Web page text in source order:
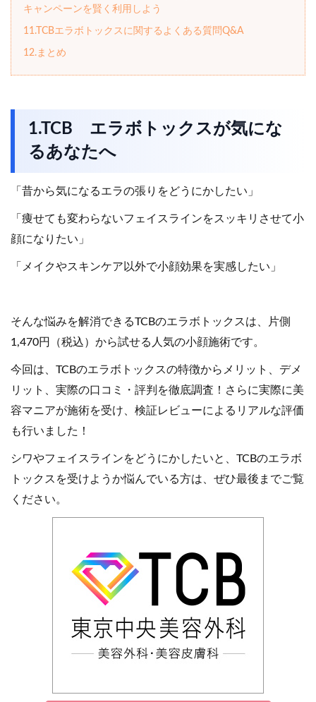
キャンペーンを賢く利用しよう
11.TCBエラボトックスに関するよくある質問Q&A
12.まとめ
1.TCB エラボトックスが気にな
るあなたへ
「昔から気になるエラの張りをどうにかしたい」
「痩せても変わらないフェイスラインをスッキリさせて小
顔になりたい」
「メイクやスキンケア以外で小顔効果を実感したい」
そんな悩みを解消できるTCBのエラボトックスは、片側
1,470円（税込）から試せる人気の小顔施術です。
今回は、TCBのエラボトックスの特徴からメリット、デメ
リット、実際の口コミ・評判を徹底調査！さらに実際に美
容マニアが施術を受け、検証レビューによるリアルな評価
も行いました！
シワやフェイスラインをどうにかしたいと、TCBのエラボ
トックスを受けようか悩んでいる方は、ぜひ最後までご覧
ください。